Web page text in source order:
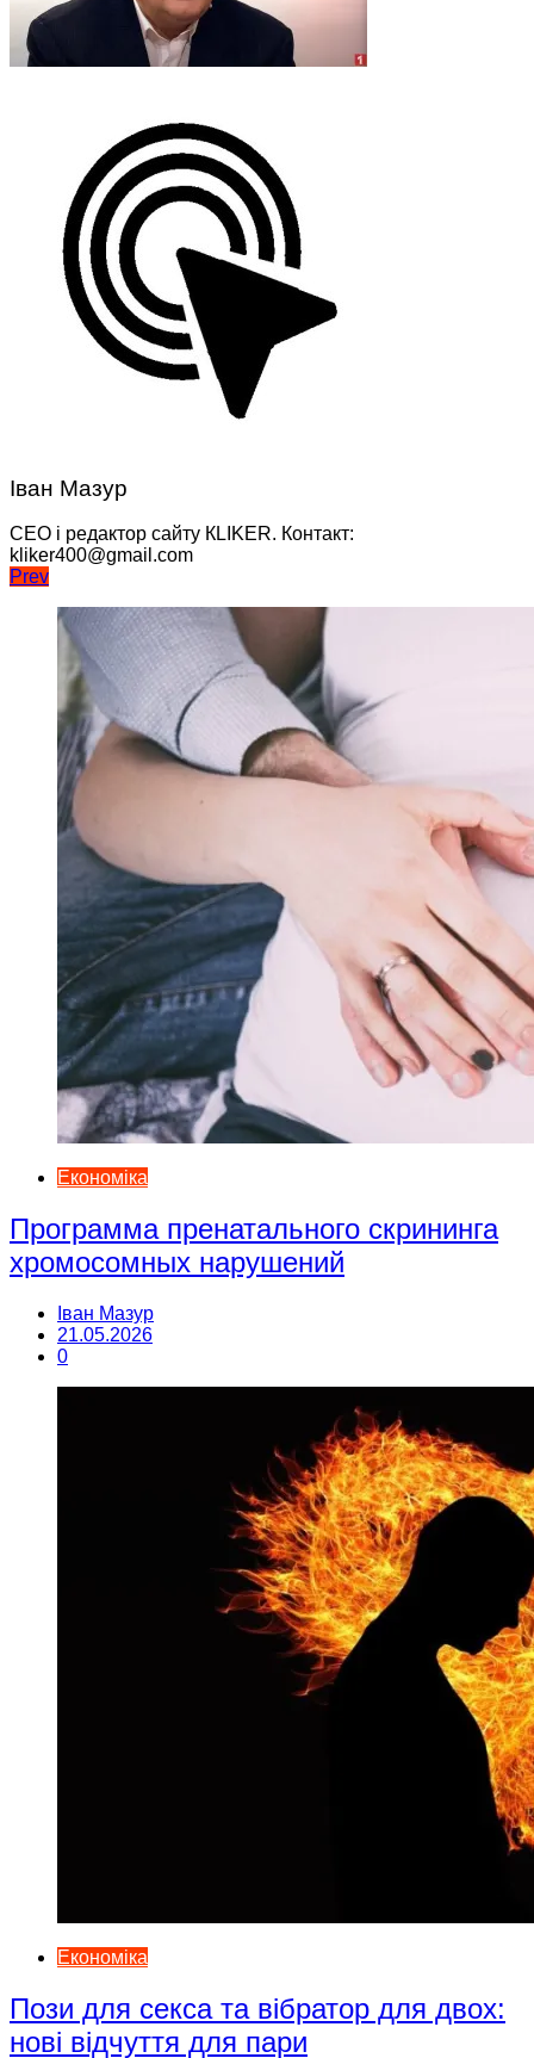
Іван Мазур
CEO і редактор сайту КLIKER. Контакт:
kliker400@gmail.com
Навігація
записів
Prev
Економіка
Программа пренатального скрининга
хромосомных нарушений
Іван Мазур
21.05.2026
0
Економіка
Пози для секса та вібратор для двох:
нові відчуття для пари